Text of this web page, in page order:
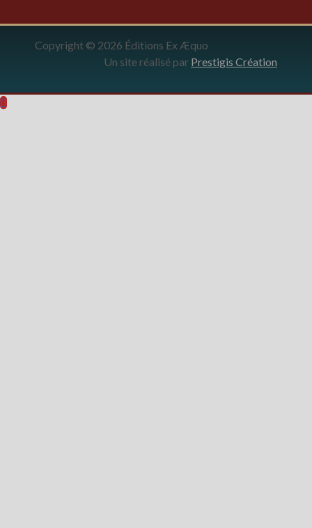
Copyright © 2026 Éditions Ex Æquo
Un site réalisé par Prestigis Création